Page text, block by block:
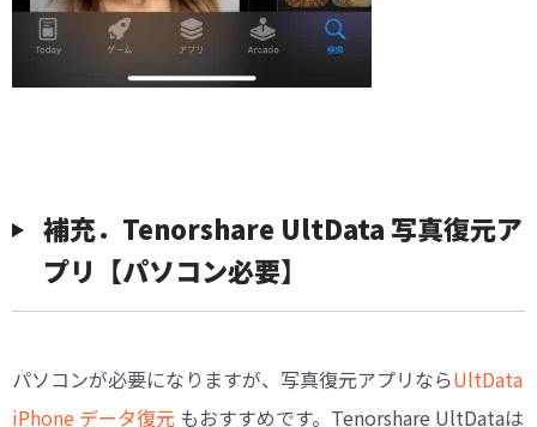
補充．Tenorshare UltData 写真復元ア
プリ【パソコン必要】
パソコンが必要になりますが、写真復元アプリならUltData
iPhone データ復元 もおすすめです。Tenorshare UltDataは